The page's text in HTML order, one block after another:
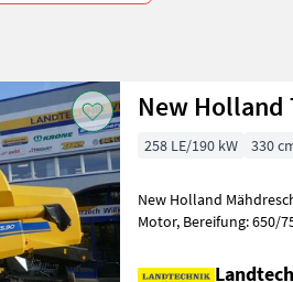
New Holland
258 LE/190 kW 330
New Holland Mähdrescher TC 5.90,
Motor, Bereifung: 650/75R32 und 400/70R20, Außenbreite: 3, 3 m, 5-